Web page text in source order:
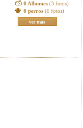
0 Albumes (3 fotos)
0 perros (0 fotos)
ver mas